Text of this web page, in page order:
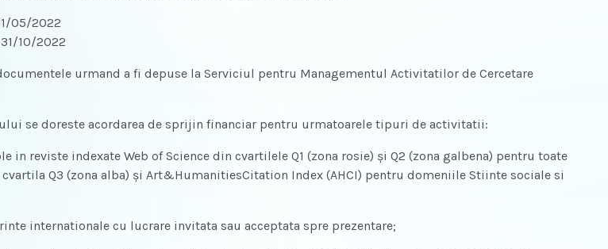
05/2022
10/2022
urmand a fi depuse la Serviciul pentru Managementul Activitatilor de Cercetare
se doreste acordarea de sprijin financiar pentru urmatoarele tipuri de activitatii:
in reviste indexate Web of Science din cvartilele Q1 (zona rosie) și Q2 (zona galbena) pentru toate
Q3 (zona alba) și Art&HumanitiesCitation Index (AHCI) pentru domeniile Stiinte sociale si
internationale cu lucrare invitata sau acceptata spre prezentare;